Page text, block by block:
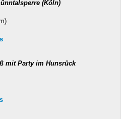
(Köln)
mit Party im Hunsrück